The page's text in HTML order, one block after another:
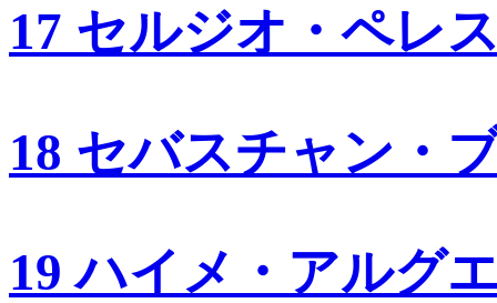
17 セルジオ・ペレ
18 セバスチャン・
19 ハイメ・アルグ